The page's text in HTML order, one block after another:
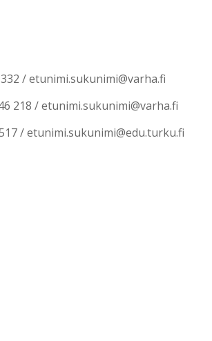
/ etunimi.sukunimi@varha.fi
218 / etunimi.sukunimi@varha.fi
/ etunimi.sukunimi@edu.turku.fi